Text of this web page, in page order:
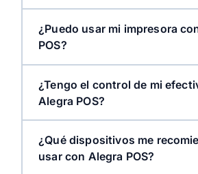
¿Puedo usar mi impresora
POS?
¿Tengo el control de mi
Alegra POS?
¿Qué dispositivos me
usar con Alegra POS?